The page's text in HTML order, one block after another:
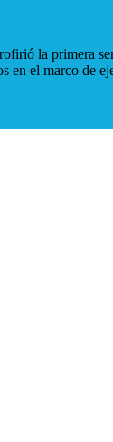
la primera
en el marco de